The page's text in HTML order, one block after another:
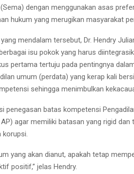
dengan menggunakan asas
hukum yang merugikan masyarakat
mendalam tersebut, Dr. Hendry
isu pokok yang harus
pertama tertuju pada pentingnya
umum (perdata) yang kerap kali
sehingga menimbulkan
penegasan batas kompetensi
agar memiliki batasan yang rigid
yang akan dianut, apakah tetap
positif,” jelas Hendry.